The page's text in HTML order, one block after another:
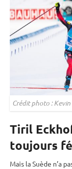
Crédit photo :
Tiril
toujours
Mais la Suède n’a